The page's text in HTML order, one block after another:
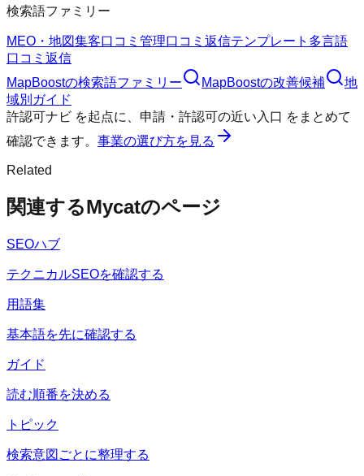
検索語ファミリー
MEO・地図集客口コミ管理口コミ返信テンプレート 多言語
口コミ返信
MapBoostの検索語ファミリー MapBoostの改善候補
地
域別ガイド
許認可ナビ を起点に、 申請・許認可の近い入口 をまとめて
確認できます。 事業の選び方を見る
Related
関連するMycatのページ
SEOハブ
テクニカルSEOを確認する
用語集
基本語を先に確認する
ガイド
読む順番を決める
トピック
検索意図ごとに整理する